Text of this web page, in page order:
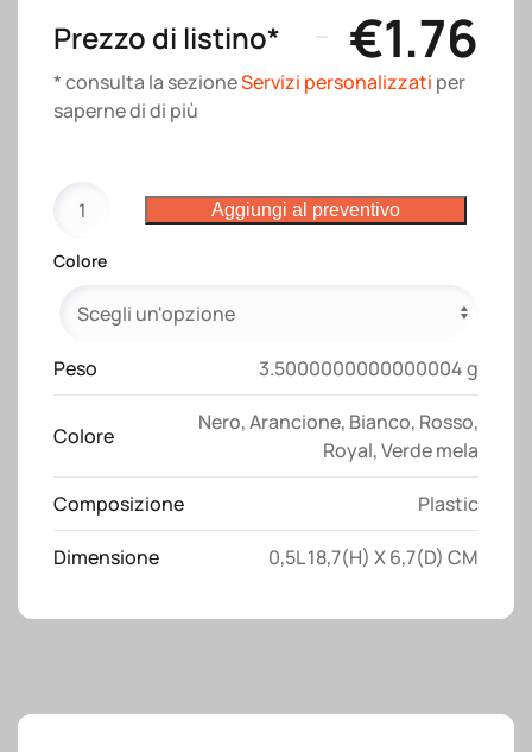
Prezzo di listino* €1.76
* consulta la sezioneServizi personalizzati per
saperne di di più
plastica
free
bianca
con
tappo
colorato
quantità
Aggiungi al preventivo
Colore
Peso 3.5000000000000004 g
Colore
Nero,Arancione, Bianco, Rosso,
Royal,Verde mela
Composizione Plastic
Dimensione 0,5L 18,7(H) X 6,7(D) CM